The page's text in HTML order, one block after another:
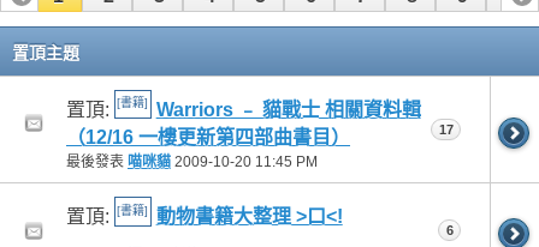
11
22 23
置頂主題
置頂: [書籍]
Warriors ﹣ 貓戰士 相關資料輯
（12/16 一樓更新第四部曲書目）
最後發表 喵咪貓 2009-10-20 11:45 PM
17
置頂: [書籍] 動物書籍大整理 >口<!
6